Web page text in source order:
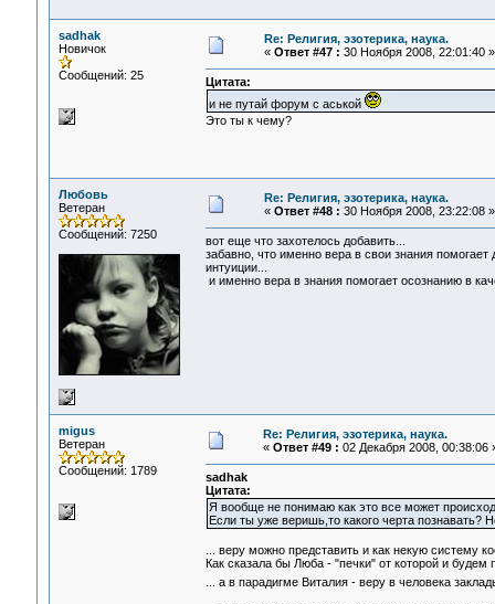
sadhak
Новичок
Сообщений: 25
Re: Религия, эзотерика, наука.
« Ответ #47 : 30 Ноября 2008, 22:01:40 »
Цитата:
и не путай форум с аськой
Это ты к чему?
Любовь
Ветеран
Сообщений: 7250
Re: Религия, эзотерика, наука.
« Ответ #48 : 30 Ноября 2008, 23:22:08 »
вот еще что захотелось добавить...
забавно, что именно вера в свои знания
интуиции...
и именно вера в знания помогает осознанию в
migus
Ветеран
Сообщений: 1789
Re: Религия, эзотерика, наука.
« Ответ #49 : 02 Декабря 2008, 00:38:06
sadhak
Цитата:
Я вообще не понимаю как это все может
Если ты уже веришь,то какого черта познавать?
... веру можно представить и как некую систему
Как сказала бы Люба - "печки" от которой и будем
... а в парадигме Виталия - веру в человека